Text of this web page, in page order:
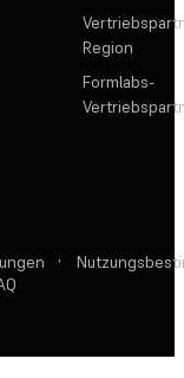
Region
Formlabs-
·